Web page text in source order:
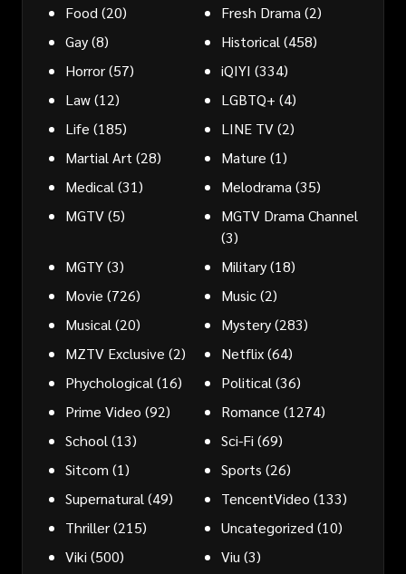
Food (20) Fresh Drama (2)
Gay(8) Historical (458)
Horror(57) iQIYI (334)
Law(12) LGBTQ+ (4)
Life (185) LINE TV(2)
Martial Art (28) Mature (1)
Medical (31) Melodrama (35)
MGTV(5)
MGTV Drama Channel
(3)
MGTY(3) Military(18)
Movie (726) Music(2)
Musical (20) Mystery(283)
MZTV Exclusive (2) Netflix(64)
Phychological (16) Political (36)
Prime Video (92) Romance (1274)
School (13) Sci-Fi (69)
Sitcom (1) Sports (26)
Supernatural (49) TencentVideo (133)
Thriller(215) Uncategorized (10)
Viki (500) Viu (3)